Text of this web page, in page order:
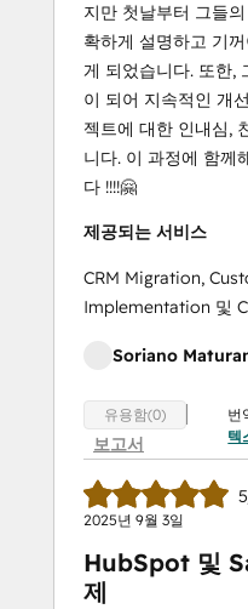
지만 첫날부터 그들
확하게 설명하고 기
게 되었습니다. 또한,
이 되어 지속적인 개
젝트에 대한 인내심,
니다. 이 과정에 함께
다 !!!!🤗
제공되는 서비스
CRM Migration,
Implementation 및
Soriano
유용함(0)
보고서
번
텍
2025년 9월 3일
HubSpot 및
제